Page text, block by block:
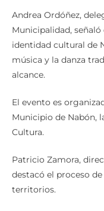
Andrea Ordóñez,
Municipalidad,
identidad cultural de
música y la danza
alcance.
El evento es
Municipio de Nabón,
Cultura.
Patricio Zamora,
destacó el proceso
territorios.